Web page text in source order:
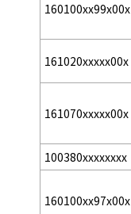
160100xx99x00x
161020xxxxx00x
161070xxxxx00x
100380xxxxxxxx
160100xx97x00x